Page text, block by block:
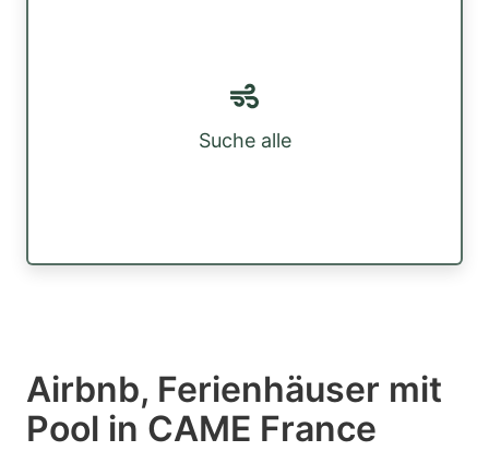
Suche alle
Airbnb, Ferienhäuser mit
Pool in CAME France